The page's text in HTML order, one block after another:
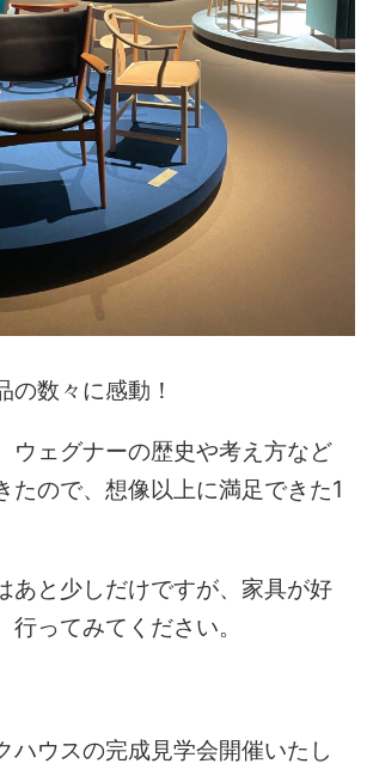
の数々に感動！
ウェグナーの歴史や考え方など
たので、想像以上に満足できた1
あと少しだけですが、家具が好
行ってみてください。
ハウスの完成見学会開催いたし